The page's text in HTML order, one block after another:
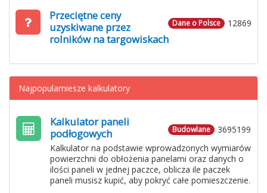
12869
Dane o Polsce
Przeciętne ceny
uzyskiwane przez
rolników na targowiskach
Najpopularniesze kalkulatory
3695199
Budowlane
Kalkulator paneli
podłogowych
Kalkulator na podstawie wprowadzonych wymiarów
powierzchni do obłożenia panelami oraz danych o
ilości paneli w jednej paczce, oblicza ile paczek
paneli musisz kupić, aby pokryć całe pomieszczenie.